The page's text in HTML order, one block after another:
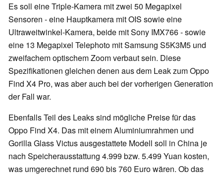
Es soll eine Triple-Kamera mit zwei 50 Megapixel
Sensoren - eine Hauptkamera mit OIS sowie eine
Ultraweitwinkel-Kamera, beide mit Sony IMX766 - sowie
eine 13 Megapixel Telephoto mit Samsung S5K3M5 und
zweifachem optischem Zoom verbaut sein. Diese
Spezifikationen gleichen denen aus dem Leak zum Oppo
Find X4 Pro, was aber auch bei der vorherigen Generation
der Fall war.
Ebenfalls Teil des Leaks sind mögliche Preise für das
Oppo Find X4. Das mit einem Aluminiumrahmen und
Gorilla Glass Victus ausgestattete Modell soll in China je
nach Speicherausstattung 4.999 bzw. 5.499 Yuan kosten,
was umgerechnet rund 690 bis 760 Euro wären. Ob das